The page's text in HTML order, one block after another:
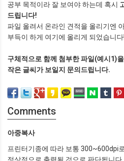
공부 목적이라 잘 보여야 하는데 혹시
드립니다!
파일 올려서 온라인 견적을 올리기엔
부득이 하게 여기에 올리게 되었습니다!
구체적으로 함께 첨부한 파일(예시1)을
작은 글씨가 보일지 문의드립니다.
Comments
아중복사
프린터기종에 따라 보통 300~600dpi